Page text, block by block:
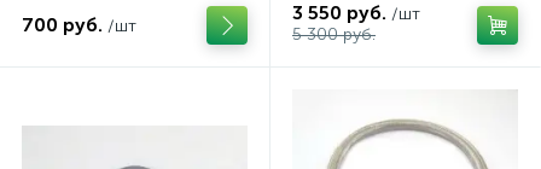
700 руб. /шт
3 550 руб. /шт
5 300 руб.